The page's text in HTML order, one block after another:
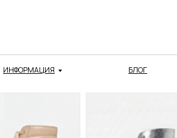
ИНФОРМАЦИЯ БЛОГ